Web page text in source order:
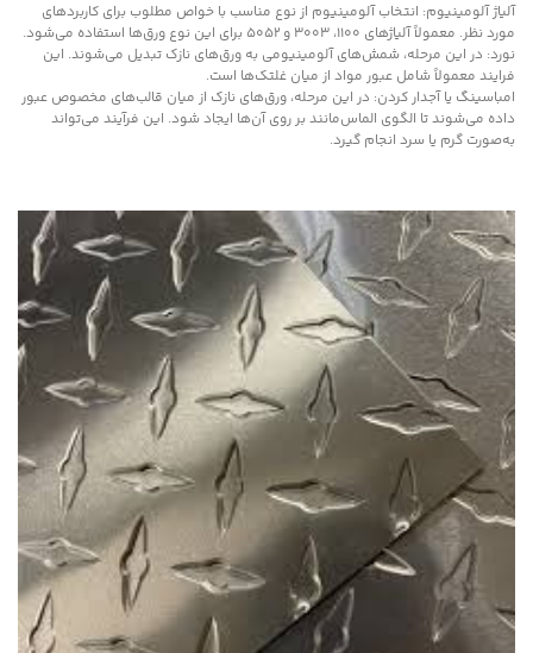
آلیاژ آلومینیوم: انتخاب آلومینیوم از نوع مناسب با خواص مطلوب برای کاربردهای
مورد نظر. معمولاً آلیاژهای 1100، 3003 و 5052 برای این نوع ورق‌ها استفاده می‌شود.
نورد: در این مرحله، شمش‌های آلومینیومی به ورق‌های نازک تبدیل می‌شوند. این
فرایند معمولاً شامل عبور مواد از میان غلتک‌ها است.
امباسینگ یا آجدار کردن: در این مرحله، ورق‌های نازک از میان قالب‌های مخصوص عبور
داده می‌شوند تا الگوی الماس‌مانند بر روی آن‌ها ایجاد شود. این فرآیند می‌تواند
به‌صورت گرم یا سرد انجام گیرد.